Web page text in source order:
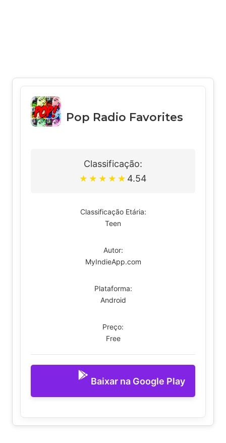
Pop Radio Favorites
Classificação:
★ ★ ★ ★ ★ 4.54
Classificação Etária:
Teen
Autor:
MyIndieApp.com
Plataforma:
Android
Preço:
Free
Baixar na Google Play